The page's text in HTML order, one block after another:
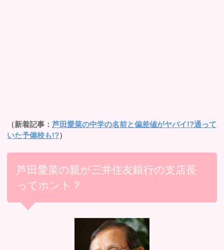
（新着記事：芦田愛菜の中学の名前と偏差値がヤバイ!?通って
いた予備校も!?）
芦田愛菜の親が三井住友銀行の支店長
ってホント？